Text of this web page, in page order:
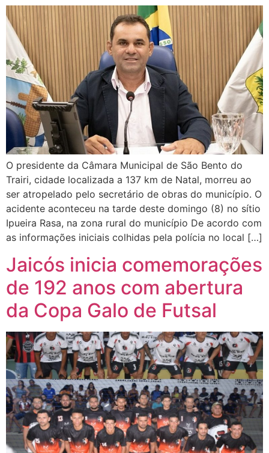
O presidente da Câmara Municipal de São Bento do
Trairi, cidade localizada a 137 km de Natal, morreu ao
ser atropelado pelo secretário de obras do município. O
acidente aconteceu na tarde deste domingo (8) no sítio
Ipueira Rasa, na zona rural do município De acordo com
as informações iniciais colhidas pela polícia no local […]
Jaicós inicia comemorações
de 192 anos com abertura
da Copa Galo de Futsal